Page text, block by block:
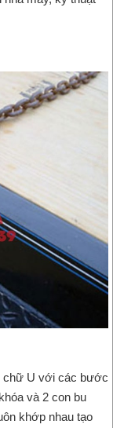
chữ U với các bước
và 2 con bu
khớp nhau tạo